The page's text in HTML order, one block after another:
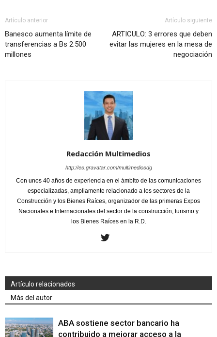
Artículo anterior
Banesco aumenta límite de
transferencias a Bs 2.500
millones
Artículo siguiente
ARTICULO: 3 errores que deben
evitar las mujeres en la mesa de
negociación
Redacción Multimedios
http://es.gravatar.com/multimediosdg
Con unos 40 años de experiencia en el ámbito de las comunicaciones
especializadas, ampliamente relacionado a los sectores de la
Construcción y los Bienes Raíces, organizador de las primeras Expos
Nacionales e Internacionales del sector de la construcción, turismo y
los Bienes Raíces en la R.D.
Artículo relacionados
Más del autor
ABA sostiene sector bancario ha
contribuido a mejorar acceso a la